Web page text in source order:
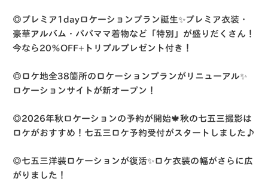
◎プレミア1dayロケーションプラン誕生✨プレミア衣装・
豪華アルバム・パパママ着物など「特別」が盛りだくさん！
今なら20％OFF+トリプルプレゼント付き！
◎ロケ地全38箇所のロケーションプランがリニューアル✨
ロケーションサイトが新オープン！
◎2026年秋ロケーションの予約が開始🍁秋の七五三撮影は
ロケがおすすめ！七五三ロケ予約受付がスタートしました♪
◎七五三洋装ロケーションが復活✨ロケ衣装の幅がさらに広
がりました！